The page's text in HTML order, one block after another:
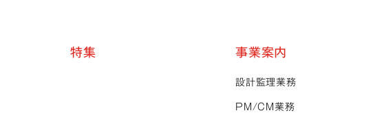
特集 事業案内
設計監理業務
PM /CM業務